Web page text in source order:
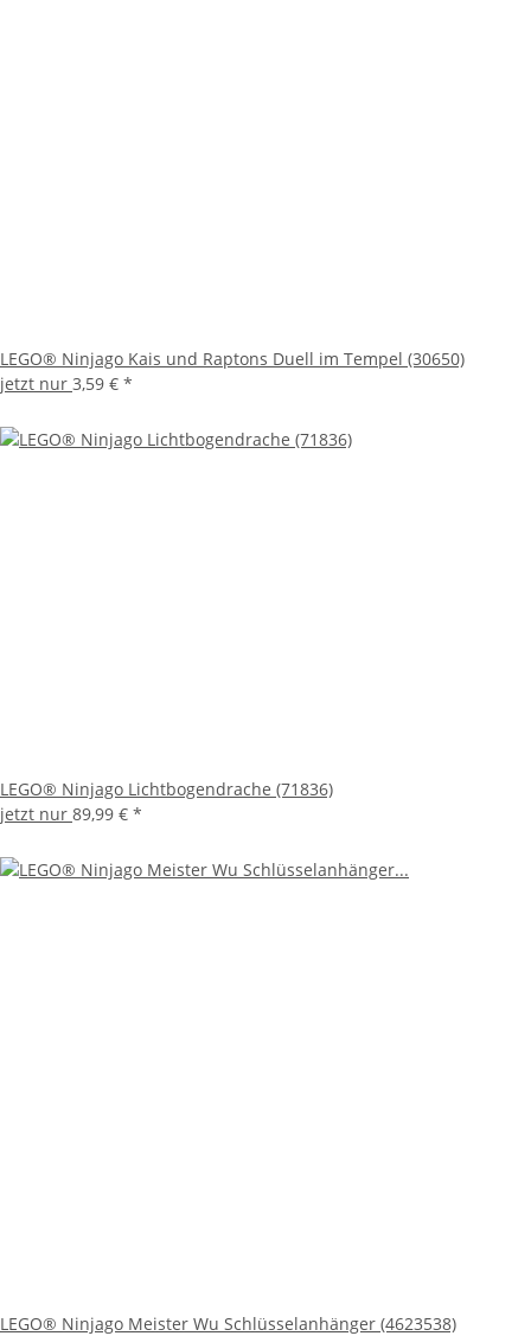
LEGO® Ninjago Kais und Raptons Duell im Tempel (30650)
jetzt nur 3,59 € *
LEGO® Ninjago Lichtbogendrache (71836)
jetzt nur 89,99 € *
LEGO® Ninjago Meister Wu Schlüsselanhänger (4623538)